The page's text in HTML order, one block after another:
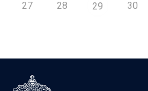
27 28 29 30